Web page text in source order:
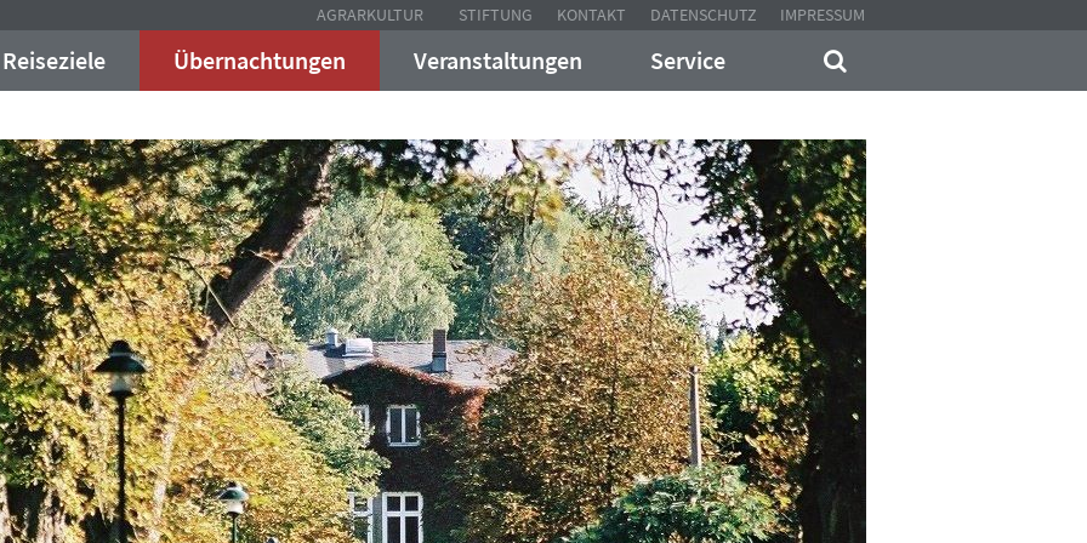
AGRARKULTUR STIFTUNG KONTAKT DATENSCHUTZ IMPRESSUM
Reiseziele Übernachtungen Veranstaltungen Service